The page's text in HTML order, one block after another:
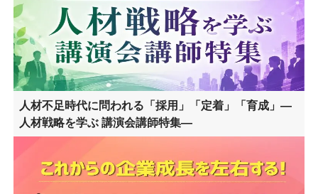
人材不足時代に問われる「採用」「定着」「育成」―
人材戦略を学ぶ 講演会講師特集―